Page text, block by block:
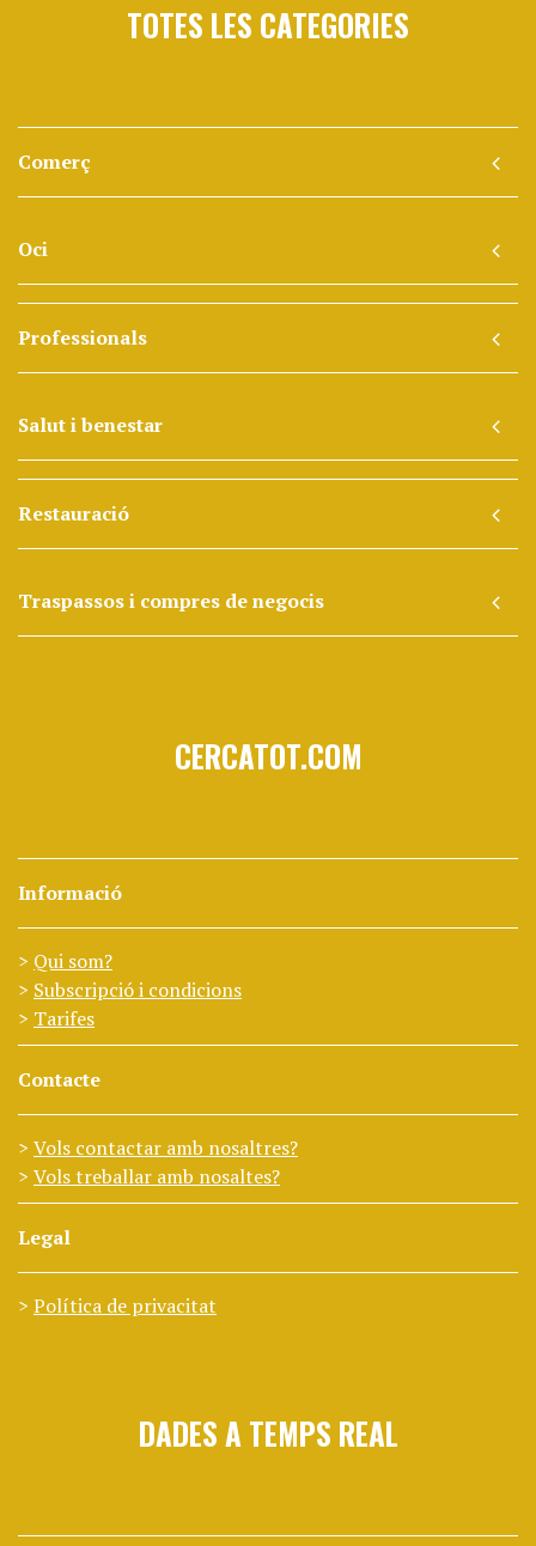
TOTES LES CATEGORIES
Comerç
Oci
Professionals
Salut i benestar
Restauració
Traspassos i compres de negocis
CERCATOT.COM
Informació
Qui som?
Subscripció i condicions
Tarifes
Contacte
Vols contactar amb nosaltres?
Vols treballar amb nosaltes?
Legal
Política de privacitat
DADES A TEMPS REAL